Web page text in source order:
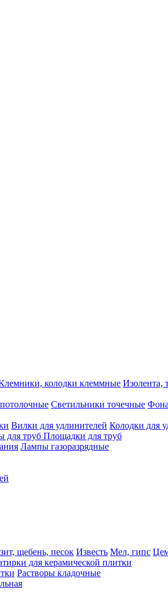
колодки клеммные Изолента,
Светильники точечные
Вилки для удлинителей Колодки для
для труб Площадки для труб
Лампы газоразрядные
щебень, песок Известь Мел, гипс
для керамической плитки
Растворы кладочные